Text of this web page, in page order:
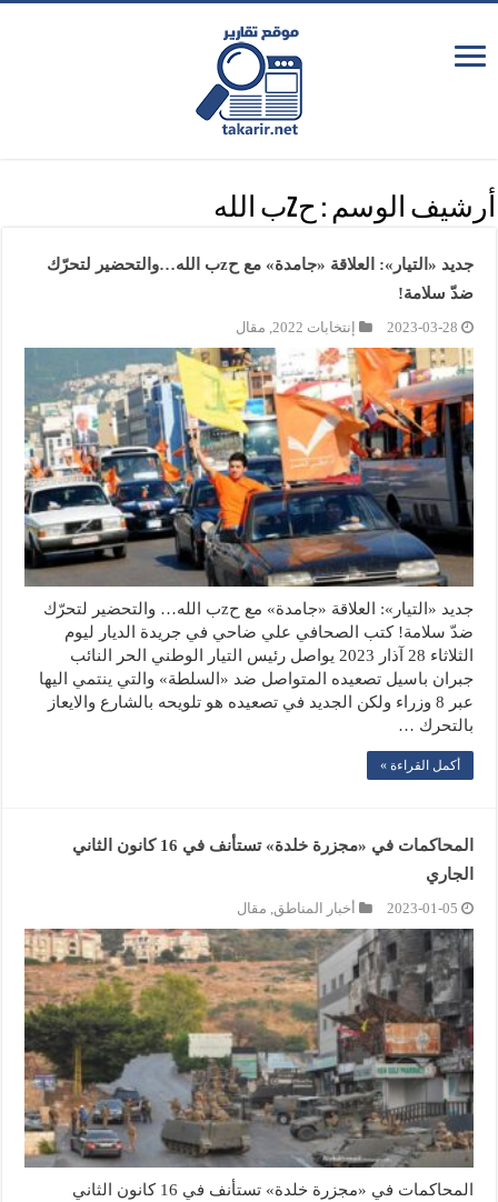
أرشيف الوسم : حzب الله
جديد «التيار»: العلاقة «جامدة» مع حzب الله…والتحضير لتحرّك
ضدّ سلامة!
2023-03-28 إنتخابات 2022 , مقال
جديد «التيار»: العلاقة «جامدة» مع حzب الله… والتحضير لتحرّك
ضدّ سلامة! كتب الصحافي علي ضاحي في جريدة الديار ليوم
الثلاثاء 28 آذار 2023 يواصل رئيس التيار الوطني الحر النائب
جبران باسيل تصعيده المتواصل ضد «السلطة» والتي ينتمي اليها
عبر 8 وزراء ولكن الجديد في تصعيده هو تلويحه بالشارع والايعاز
بالتحرك …
أكمل القراءة »
المحاكمات في «مجزرة خلدة» تستأنف في 16 كانون الثاني
الجاري
2023-01-05 أخبار المناطق مقال
المحاكمات في «مجزرة خلدة» تستأنف في 16 كانون الثاني